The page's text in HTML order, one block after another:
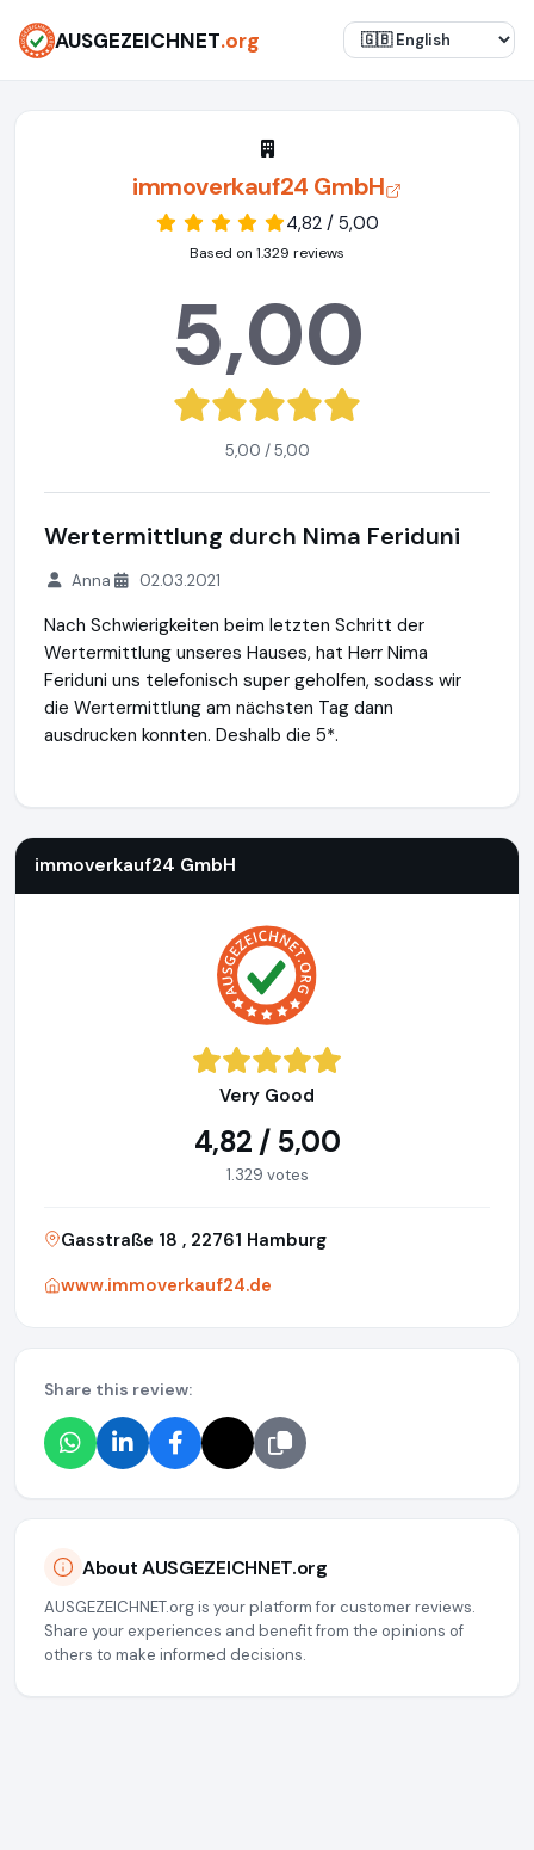
AUSGEZEICHNET.org
immoverkauf24 GmbH
4,82 / 5,00
Based on 1.329 reviews
5,00
5,00 / 5,00
Wertermittlung durch Nima Feriduni
Anna 02.03.2021
Nach Schwierigkeiten beim letzten Schritt der
Wertermittlung unseres Hauses, hat Herr Nima
Feriduni uns telefonisch super geholfen, sodass wir
die Wertermittlung am nächsten Tag dann
ausdrucken konnten. Deshalb die 5*.
immoverkauf24 GmbH
Very Good
4,82 / 5,00
1.329 votes
Gasstraße 18 , 22761 Hamburg
www.immoverkauf24.de
Share this review:
About AUSGEZEICHNET.org
AUSGEZEICHNET.org is your platform for customer reviews.
Share your experiences and benefit from the opinions of
others to make informed decisions.